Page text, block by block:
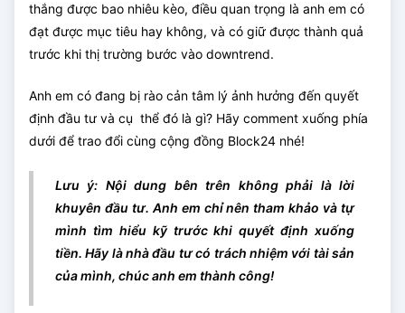
thắng được bao nhiêu kèo, điều quan trọng là anh em có
đạt được mục tiêu hay không, và có giữ được thành quả
trước khi thị trường bước vào downtrend.
Anh em có đang bị rào cản tâm lý ảnh hưởng đến quyết
định đầu tư và cụ thể đó là gì? Hãy comment xuống phía
dưới để trao đổi cùng cộng đồng Block24 nhé!
Lưu ý: Nội dung bên trên không phải là lời
khuyên đầu tư. Anh em chỉ nên tham khảo và tự
mình tìm hiểu kỹ trước khi quyết định xuống
tiền. Hãy là nhà đầu tư có trách nhiệm với tài sản
của mình, chúc anh em thành công!